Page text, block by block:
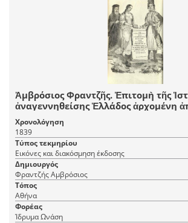
Ἀμβρόσιος Φραντζῆς. Ἐπιτομὴ τῆς
ἀναγεννηθείσης Ἑλλάδος ἀρχομένη
1715, καὶ λήγουσα τὸ 1835..., Ἀθήνα, τ.
Τυπογραφίας Ἡ Βιτώρια τοῦ Κωνστ.
συντροφίας, 1839, τ. Γ´-Δ´, ἐκ τῆς
Ράλλη, 1841.
Χρονολόγηση
1839
Τύπος τεκμηρίου
Εικόνες και διακόσμηση έκδοσης
Δημιουργός
Φραντζής Αμβρόσιος
Τόπος
Αθήνα
Φορέας
Ίδρυμα Ωνάση